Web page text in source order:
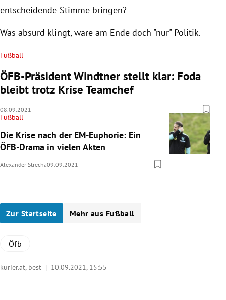
entscheidende Stimme bringen?
Was absurd klingt, wäre am Ende doch "nur" Politik.
Fußball
ÖFB-Präsident Windtner stellt klar: Foda
bleibt trotz Krise Teamchef
08.09.2021
Fußball
Die Krise nach der EM-Euphorie: Ein
ÖFB-Drama in vielen Akten
Alexander Strecha09.09.2021
Zur Startseite Mehr aus Fußball
Öfb
kurier.at, best | 10.09.2021, 15:55